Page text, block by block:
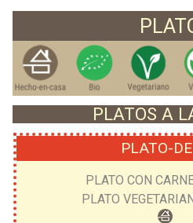
PLATOS A
PLATO-
PLATO CON
PLATO